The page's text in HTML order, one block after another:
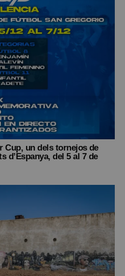
Cup, un dels tornejos de
d’Espanya, del 5 al 7 de